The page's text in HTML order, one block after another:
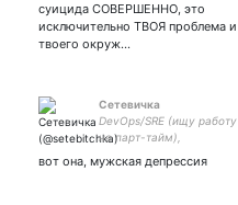
суицида СОВЕРШЕННО, это
исключительно ТВОЯ проблема и
твоего окруж…
Сетевичка
DevOps/SRE (ищу работу
на парт-тайм),
шутки, слышу, как кричат
вот она, мужская депрессия